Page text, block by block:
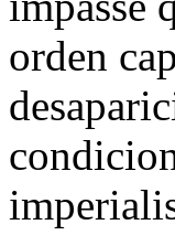
orden